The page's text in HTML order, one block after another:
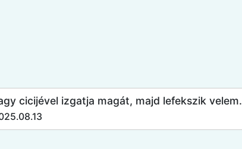
cicijével izgatja magát, majd lefekszik velem.